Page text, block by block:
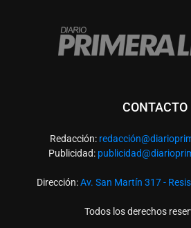
CONTACTO
Redacción: redacció
Publicidad:
Dirección:Av. San Martín 317 -
Todos los derechos